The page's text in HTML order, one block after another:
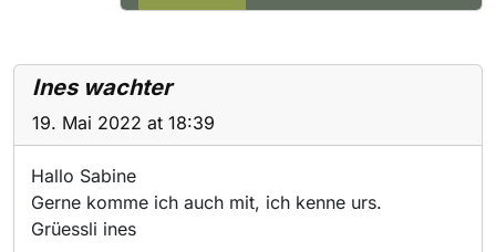
Ines wachter
19. Mai 2022 at 18:39
Hallo Sabine
Gerne komme ich auch mit, ich kenne urs.
Grüessli ines